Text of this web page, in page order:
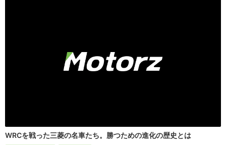
WRCを戦った三菱の名車たち。勝つための進化の歴史とは